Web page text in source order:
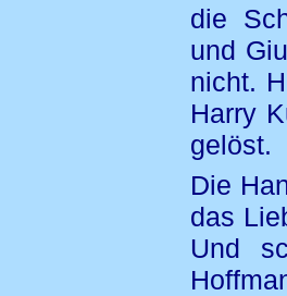
die
und
nicht.
Harry
gelöst.
Die
das
Und